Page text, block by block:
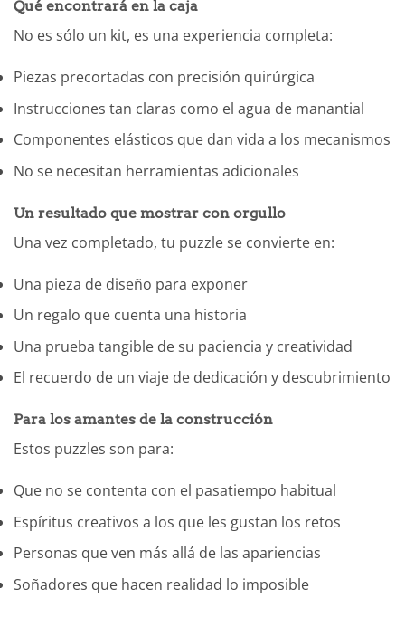
Qué encontrará en la caja
No es sólo un kit, es una experiencia completa:
Piezas precortadas con precisión quirúrgica
Instrucciones tan claras como el agua de manantial
Componentes elásticos que dan vida a los mecanismos
No se necesitan herramientas adicionales
Un resultado que mostrar con orgullo
Una vez completado, tu puzzle se convierte en:
Una pieza de diseño para exponer
Un regalo que cuenta una historia
Una prueba tangible de su paciencia y creatividad
El recuerdo de un viaje de dedicación y descubrimiento
Para los amantes de la construcción
Estos puzzles son para:
Que no se contenta con el pasatiempo habitual
Espíritus creativos a los que les gustan los retos
Personas que ven más allá de las apariencias
Soñadores que hacen realidad lo imposible